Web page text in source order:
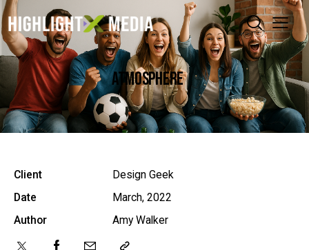
ATMOSPHERE
Client
Design Geek
Date
March, 2022
Author
Amy Walker